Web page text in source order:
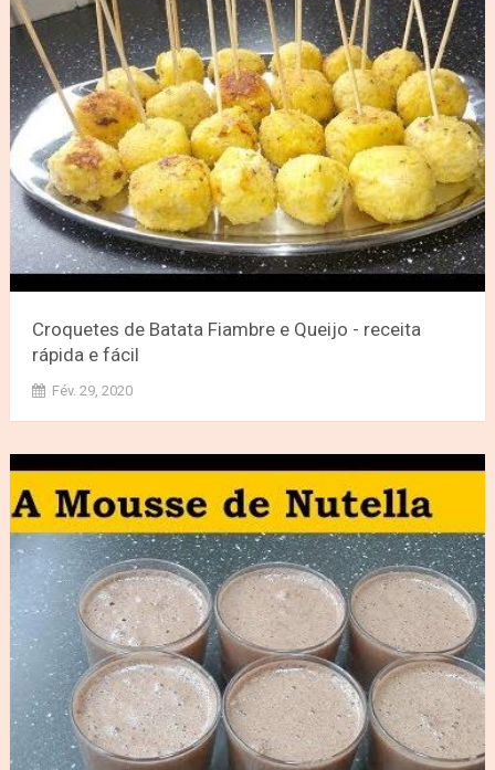
Croquetes de Batata Fiambre e Queijo - receita
rápida e fácil
Fév. 29, 2020